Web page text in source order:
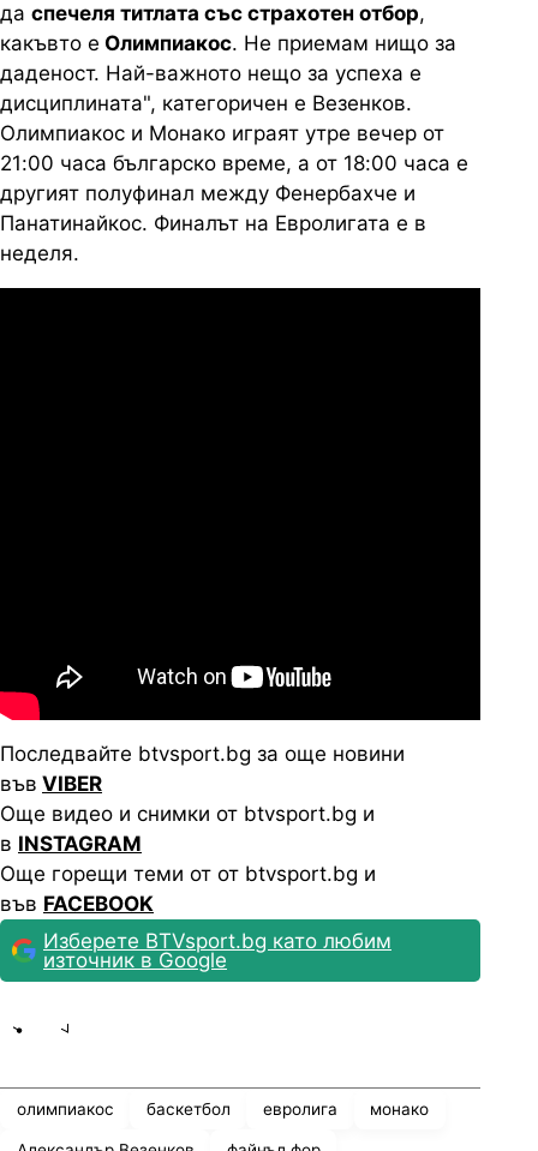
да спечеля титлата със страхотен отбор,
какъвто е Олимпиакос. Не приемам нищо за
даденост. Най-важното нещо за успеха е
дисциплината", категоричен е Везенков.
Олимпиакос и Монако играят утре вечер от
21:00 часа българско време, а от 18:00 часа е
другият полуфинал между Фенербахче и
Панатинайкос. Финалът на Евролигата е в
неделя.
Последвайте btvsport.bg за още новини
във VIBER
Още видео и снимки от btvsport.bg и
в INSTAGRAM
Още горещи теми от от btvsport.bg и
във FACEBOOK
Изберете BTVsport.bg като любим
източник в Google
олимпиакос баскетбол евролига монако